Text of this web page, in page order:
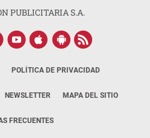
PUBLICITARIA S.A.
POLÍTICA DE PRIVACIDAD
NEWSLETTER MAPA DEL SITIO
FRECUENTES